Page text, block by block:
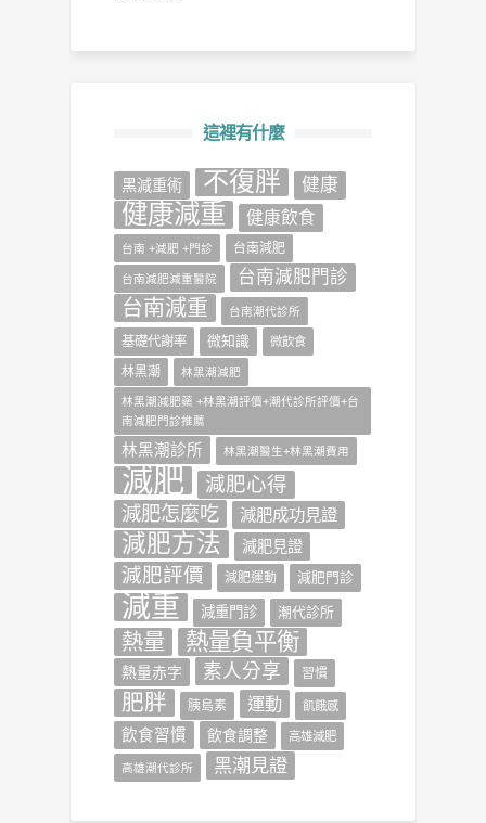
這裡有什麼
‎黑減重術‬ 不復胖 健康
健康減重 健康飲食
台南 +減肥 +門診 台南減肥
台南減肥減重醫院 台南減肥門診
台南減重 台南潮代診所
基礎代謝率 微知識 微飲食
林黑潮 林黑潮減肥
林黑潮減肥藥 +林黑潮評價+潮代診所評價+台
南減肥門診推薦
林黑潮診所 林黑潮醫生+林黑潮費用
減肥
減肥心得
減肥怎麼吃
減肥成功見證
減肥方法 減肥見證
減肥評價 減肥運動 減肥門診
減重 減重門診 潮代診所
熱量 熱量負平衡
熱量赤字 素人分享 習慣
肥胖 胰島素 運動 飢餓感
飲食習慣 飲食調整 高雄減肥
高雄潮代診所 黑潮見證